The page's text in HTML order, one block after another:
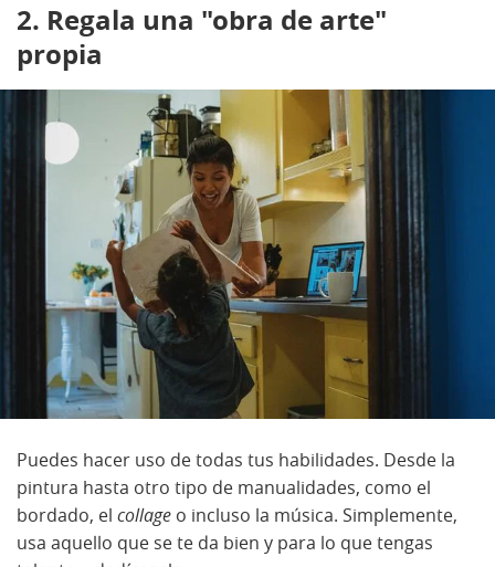
2. Regala una "obra de arte"
propia
Puedes hacer uso de todas tus habilidades. Desde la
pintura hasta otro tipo de manualidades, como el
bordado, el collage o incluso la música. Simplemente,
usa aquello que se te da bien y para lo que tengas